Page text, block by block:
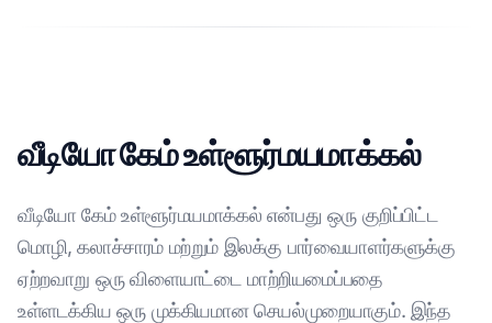
வீடியோ கேம் உள்ளூர்மயமாக்கல்
வீடியோ கேம் உள்ளூர்மயமாக்கல் என்பது ஒரு குறிப்பிட்ட
மொழி, கலாச்சாரம் மற்றும் இலக்கு பார்வையாளர்களுக்கு
ஏற்றவாறு ஒரு விளையாட்டை மாற்றியமைப்பதை
உள்ளடக்கிய ஒரு முக்கியமான செயல்முறையாகும். இந்த